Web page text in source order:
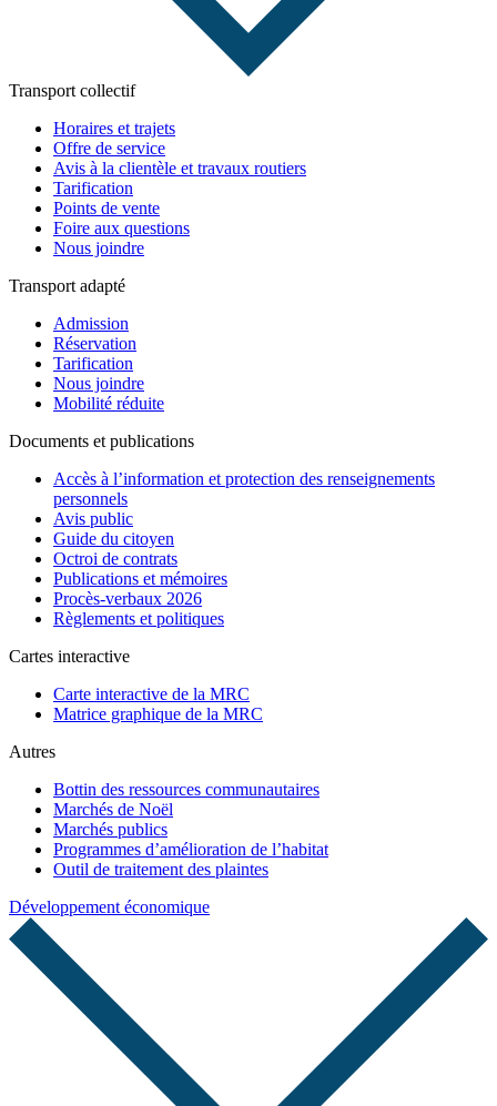
Transport collectif
Horaires et trajets
Offre de service
Avis à la clientèle et travaux routiers
Tarification
Points de vente
Foire aux questions
Nous joindre
Transport adapté
Admission
Réservation
Tarification
Nous joindre
Mobilité réduite
Documents et publications
Accès à l’information et protection des renseignements
personnels
Avis public
Guide du citoyen
Octroi de contrats
Publications et mémoires
Procès-verbaux 2026
Règlements et politiques
Cartes interactive
Carte interactive de la MRC
Matrice graphique de la MRC
Autres
Bottin des ressources communautaires
Marchés de Noël
Marchés publics
Programmes d’amélioration de l’habitat
Outil de traitement des plaintes
Développement économique